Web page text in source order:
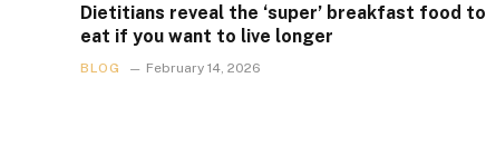
Dietitians reveal the ‘super’ breakfast food to
eat if you want to live longer
BLOG February 14, 2026